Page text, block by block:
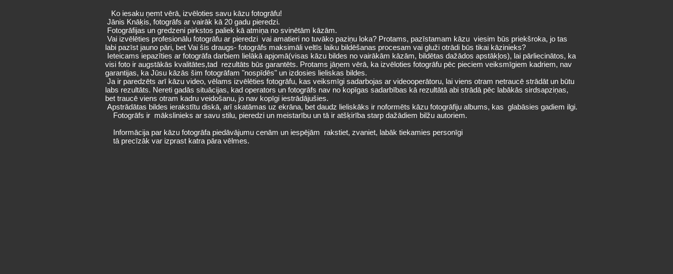
Ko iesaku ņemt vērā, izvēloties savu kāzu fotogrāfu!
Jānis Knāķis, fotogrāfs ar vairāk kā 20 gadu pieredzi.
Fotogrāfijas un gredzeni pirkstos paliek kā atmiņa no svinētām kāzām.
Vai izvēlēties profesionālu fotogrāfu ar pieredzi vai amatieri no tuvāko paziņu loka? Protams, pazīstamam kāzu viesim būs priekšroka, jo tas
labi pazīst jauno pāri, bet Vai šis draugs- fotogrāfs maksimāli veltīs laiku bildēšanas procesam vai gluži otrādi būs tikai kāzinieks?
Ieteicams iepazīties ar fotogrāfa darbiem lielākā apjomā(visas kāzu bildes no vairākām kāzām, bildētas dažādos apstākļos), lai pārliecinātos, ka
visi foto ir augstākās kvalitātes,tad rezultāts būs garantēts. Protams jāņem vērā, ka izvēloties fotogrāfu pēc pieciem veiksmīgiem kadriem, nav
garantijas, ka Jūsu kāzās šim fotogrāfam "nospīdēs" un izdosies lieliskas bildes.
Ja ir paredzēts arī kāzu video, vēlams izvēlēties fotogrāfu, kas veiksmīgi sadarbojas ar videooperātoru, lai viens otram netraucē strādāt un būtu
labs rezultāts. Nereti gadās situācijas, kad operators un fotogrāfs nav no kopīgas sadarbības kā rezultātā abi strādā pēc labākās sirdsapziņas,
bet traucē viens otram kadru veidošanu, jo nav kopīgi iestrādājušies.
Apstrādātas bildes ierakstītu diskā, arī skatāmas uz ekrāna, bet daudz lieliskāks ir noformēts kāzu fotogrāfiju albums, kas glabāsies gadiem ilgi.
Fotogrāfs ir mākslinieks ar savu stilu, pieredzi un meistarību un tā ir atšķirība starp dažādiem bilžu autoriem.
Informācija par kāzu fotogrāfa piedāvājumu cenām un iespējām rakstiet, zvaniet, labāk tiekamies personīgi
tā precīzāk var izprast katra pāra vēlmes.